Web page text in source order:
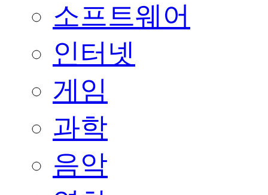
소프트웨어
인터넷
게임
과학
음악